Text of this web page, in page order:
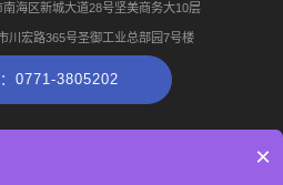
海区新城大道28号坚美商务大10层
川宏路365号圣御工业总部园7号楼
0771-3805202
×